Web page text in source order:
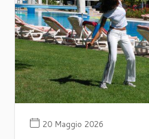
20 Maggio 2026